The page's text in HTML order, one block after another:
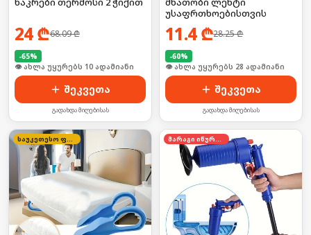
24₾68.09₾
-65%
🛒 ბოლო 24სთ-ში იყიდა 16-მა
შეკვეთა
გადახდა მიღებისას
უსაფრთხოებისთვის
11.4₾28.25₾
-60%
🛒 ბოლო 24სთ-ში იყიდა 43-მა
შეკვეთა
გადახდა მიღებისას
საუკეთესო ფასი მარაგი იწურება